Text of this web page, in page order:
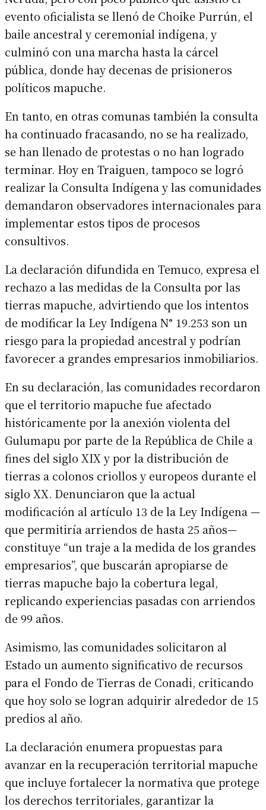
evento oficialista se llenó de Choike Purrún, el
baile ancestral y ceremonial indígena, y
culminó con una marcha hasta la cárcel
pública, donde hay decenas de prisioneros
políticos mapuche.
En tanto, en otras comunas también la consulta
ha continuado fracasando, no se ha realizado,
se han llenado de protestas o no han logrado
terminar. Hoy en Traiguen, tampoco se logró
realizar la Consulta Indígena y las comunidades
demandaron observadores internacionales para
implementar estos tipos de procesos
consultivos.
La declaración difundida en Temuco, expresa el
rechazo a las medidas de la Consulta por las
tierras mapuche, advirtiendo que los intentos
de modificar la Ley Indígena N° 19.253 son un
riesgo para la propiedad ancestral y podrían
favorecer a grandes empresarios inmobiliarios.
En su declaración, las comunidades recordaron
que el territorio mapuche fue afectado
históricamente por la anexión violenta del
Gulumapu por parte de la República de Chile a
fines del siglo XIX y por la distribución de
tierras a colonos criollos y europeos durante el
siglo XX. Denunciaron que la actual
modificación al artículo 13 de la Ley Indígena —
que permitiría arriendos de hasta 25 años—
constituye “un traje a la medida de los grandes
empresarios”, que buscarán apropiarse de
tierras mapuche bajo la cobertura legal,
replicando experiencias pasadas con arriendos
de 99 años.
Asimismo, las comunidades solicitaron al
Estado un aumento significativo de recursos
para el Fondo de Tierras de Conadi, criticando
que hoy solo se logran adquirir alrededor de 15
predios al año.
La declaración enumera propuestas para
avanzar en la recuperación territorial mapuche
que incluye fortalecer la normativa que protege
los derechos territoriales, garantizar la